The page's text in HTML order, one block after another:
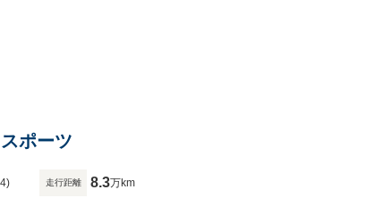
ポーツ
走行距離 8.3万km